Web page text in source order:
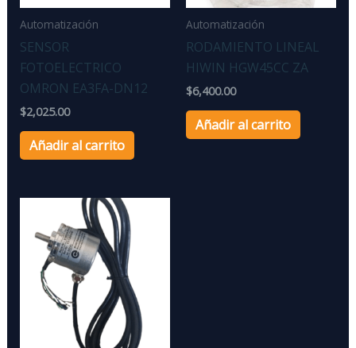
Automatización
SENSOR
FOTOELECTRICO
OMRON EA3FA-DN12
$2,025.00
Añadir al carrito
Automatización
RODAMIENTO LINEAL
HIWIN HGW45CC ZA
$6,400.00
Añadir al carrito